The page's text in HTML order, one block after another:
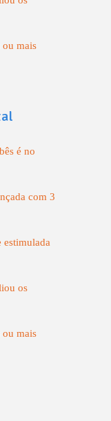
ou mais
é no
com 3
estimulada
os
ou mais